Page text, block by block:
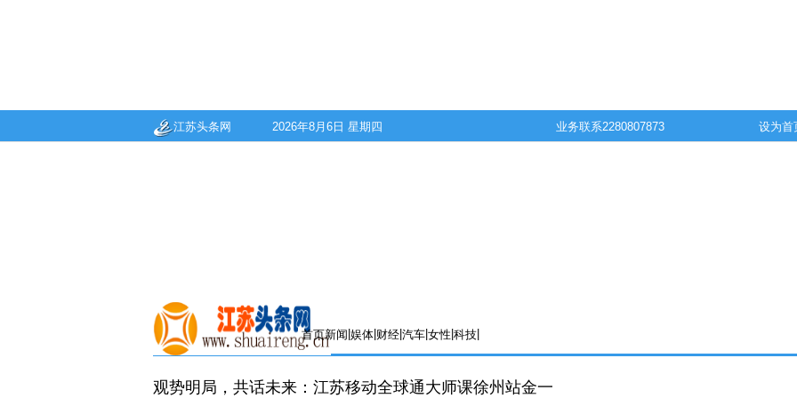
江苏头条网 2026年8月6日 星期四 业务联系2280807873 设为首
首页新闻 娱体 财经 汽车 女性 科技
观势明局，共话未来：江苏移动全球通大师课徐州站金一